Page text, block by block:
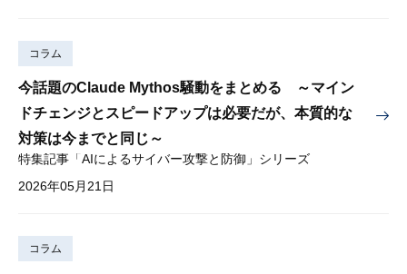
コラム
今話題のClaude Mythos騒動をまとめる ～マイン
ドチェンジとスピードアップは必要だが、本質的な
対策は今までと同じ～
特集記事「AIによるサイバー攻撃と防御」シリーズ
2026年05月21日
コラム